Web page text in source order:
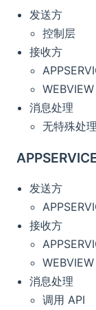
发送方
控制层
接收方
WEBVIEW
消息处理
无特殊处理
发送方
接收方
WEBVIEW
消息处理
调用 API